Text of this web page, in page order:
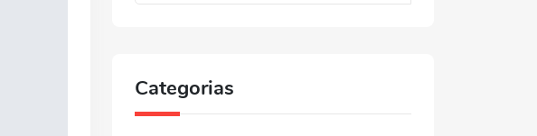
Categorias